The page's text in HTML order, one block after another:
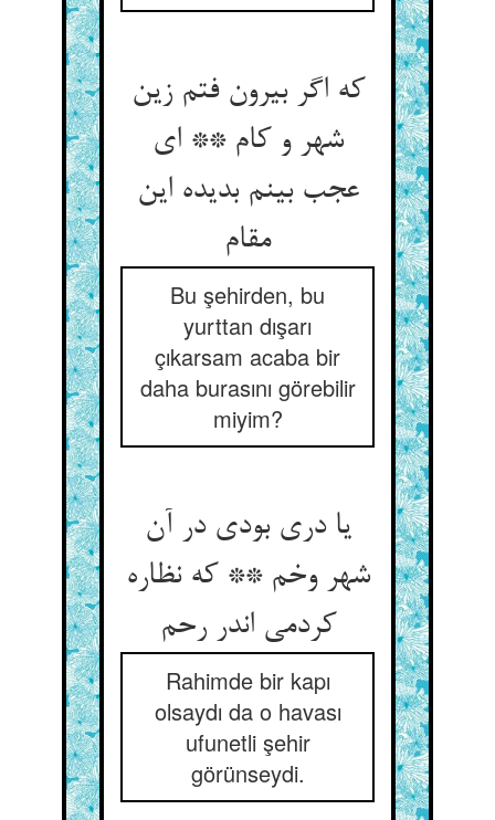
که اگر بیرون فتم زین
شهر و کام ** ای
عجب بینم بدیده این
مقام
Bu şehirden, bu
yurttan dışarı
çıkarsam acaba bir
daha burasını görebilir
miyim?
یا دری بودی در آن
شهر وخم ** که نظاره
کردمی اندر رحم
Rahimde bir kapı
olsaydı da o havası
ufunetli şehir
görünseydi.